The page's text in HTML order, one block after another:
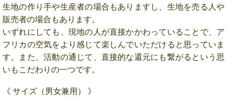
生地の作り手や生産者の場合もありますし、生地を売る人や
販売者の場合もあります。
いずれにしても、現地の人が直接かかわっていることで、ア
フリカの空気をより感じて楽しんでいただけると思っていま
す。また、活動の通じて、直接的な還元にも繋がるという思
いもこだわりの一つです。
《 サイズ（男女兼用） 》